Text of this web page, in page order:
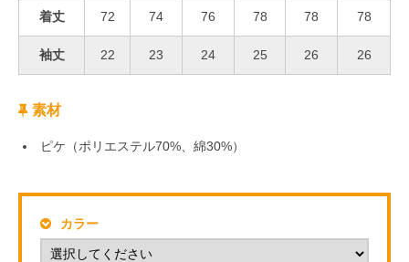
着丈 72 74 76 78 78 78
袖丈 22 23 24 25 26 26
素材
ピケ（ポリエステル70%、綿30%）
カラー